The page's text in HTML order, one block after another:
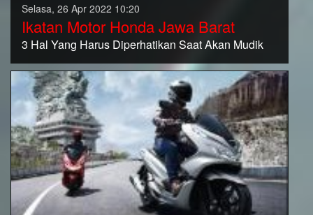
Selasa, 26 Apr 2022 10:20
Ikatan Motor Honda Jawa Barat
3 Hal Yang Harus Diperhatikan Saat Akan Mudik